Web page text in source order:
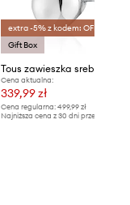
extra -5% z kodem: OFF*
Gift Box
Cena aktualna:
339,99 zł
Cena regularna: 499,99 zł
Najniższa cena z 30 dni przed obniżką: